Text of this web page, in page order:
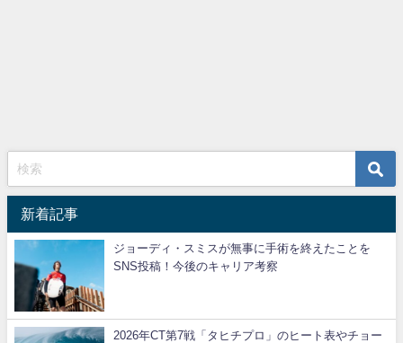
新着記事
ジョーディ・スミスが無事に手術を終えたことを
SNS投稿！今後のキャリア考察
2026年CT第7戦「タヒチプロ」のヒート表やチョー